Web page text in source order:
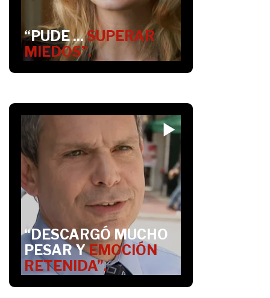
“PUDE ...SUPERAR
MIEDOS”.
“DESCARGÓ MUCHO
PESAR YEMOCIÓN
RETENIDA”.